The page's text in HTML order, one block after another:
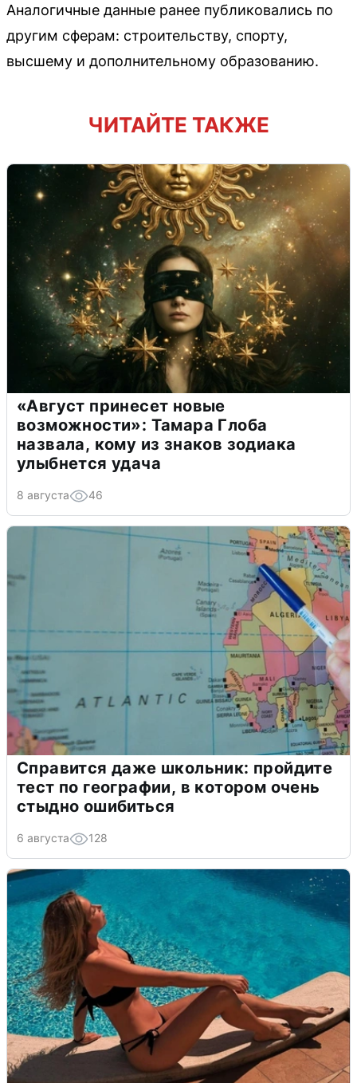
Аналогичные данные ранее публиковались по
другим сферам: строительству, спорту,
высшему и дополнительному образованию.
ЧИТАЙТЕ ТАКЖЕ
«Август принесет новые
возможности»: Тамара Глоба
назвала, кому из знаков зодиака
улыбнется удача
8 августа 46
Справится даже школьник: пройдите
тест по географии, в котором очень
стыдно ошибиться
6 августа 128